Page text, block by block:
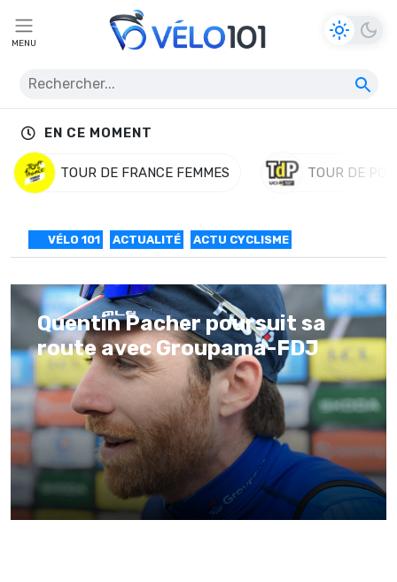
MENU
EN CE MOMENT
TOUR DE FRANCE FEMMES TOUR DE
VÉLO 101 ACTUALITÉ ACTU CYCLISME
Quentin Pacher poursuit sa
route avec Groupama-FDJ